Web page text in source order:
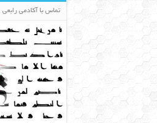
تماس با آکادمی رابعی